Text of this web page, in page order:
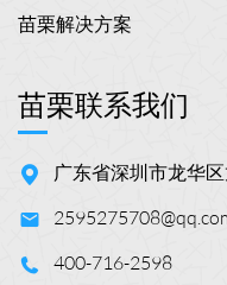
苗栗解决方案
苗栗联系我们
广东省深圳市龙华
400-716-2598